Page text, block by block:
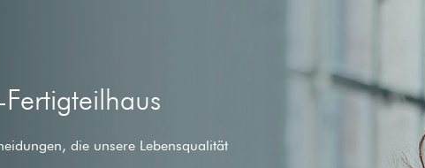
die unsere Lebensqualität